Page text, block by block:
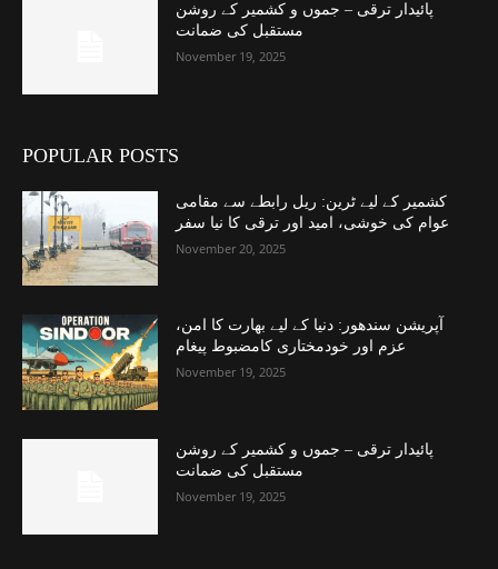
پائیدار ترقی – جموں و کشمیر کے روشن
مستقبل کی ضمانت
November 19, 2025
POPULAR POSTS
کشمیر کے لیے ٹرین: ریل رابطے سے مقامی
عوام کی خوشی، امید اور ترقی کا نیا سفر
November 20, 2025
آپریشن سندھور: دنیا کے لیے بھارت کا امن،
عزم اور خودمختاری کامضبوط پیغام
November 19, 2025
پائیدار ترقی – جموں و کشمیر کے روشن
مستقبل کی ضمانت
November 19, 2025